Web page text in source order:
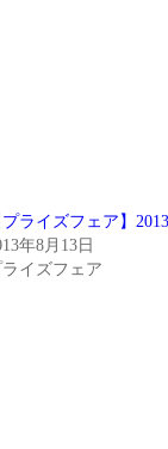
プライズフェア】
年8月13日
ライズフェア